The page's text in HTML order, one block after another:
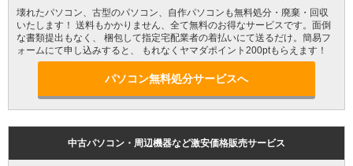
壊れたパソコン、古型のパソコン、自作パソコンも無料処分・廃棄・回収
いたします！ 送料もかかりません、全て無料のお得なサービスです。面倒
な書類提出もなく、 梱包して指定宅配業者の着払いにて送るだけ。簡易フ
ォームにて申し込みすると、 もれなくヤマダポイント200ptもらえます！
パソコン無料処分サービスへ
中古パソコン・周辺機器など激安価格販売サービス